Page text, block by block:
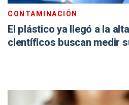
CONTAMINACIÓN
El plástico ya llegó a la
científicos buscan medir